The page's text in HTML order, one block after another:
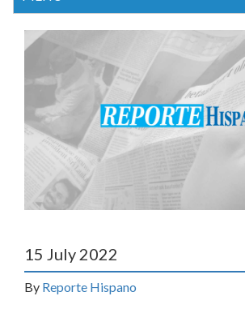
15 July 2022
By Reporte Hispano